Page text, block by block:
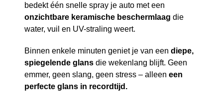
bedekt één snelle spray je auto met een
onzichtbare keramische beschermlaag die
water, vuil en UV-straling weert.
Binnen enkele minuten geniet je van eendiepe,
spiegelende glans die wekenlang blijft. Geen
emmer, geen slang, geen stress – alleeneen
perfecte glans in recordtijd.